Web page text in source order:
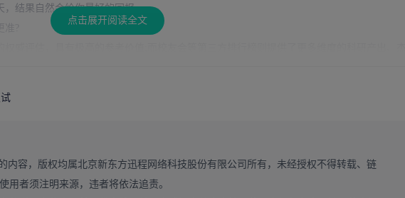
，结果自然会给你最好的回报。
适中且一志愿生源未招满的院校。同时要注意查看该校的优势专业分布，尽量选择其特
科研平台和就业认可度会更有保障。
点击展开阅读全文
内容，版权均属北京新东方迅程网络科技股份有限公司所有，未经授权不得转载、链
用者须注明来源，违者将依法追责。